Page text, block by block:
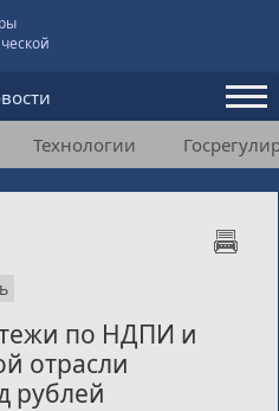
и мнения
соглашение
Технологии
по НДПИ и
отрасли
рублей